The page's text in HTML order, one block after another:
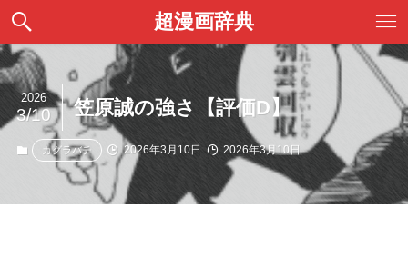
超漫画辞典
笠原誠の強さ【評価D】
2026
3/10
カグラバチ 2026年3月10日 2026年3月10日